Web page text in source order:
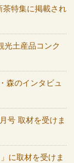
茶特集に掲載され
光土産品コンク
森のインタビュ
号 取材を受けま
に取材を受けま